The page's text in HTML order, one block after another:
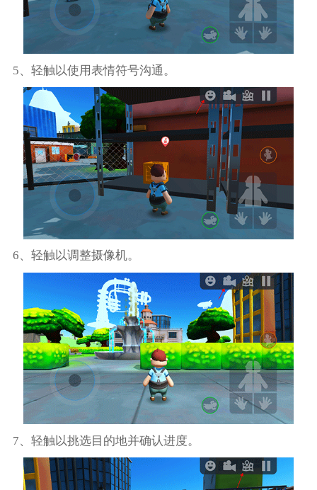
5、轻触以使用表情符号沟通。
6、轻触以调整摄像机。
7、轻触以挑选目的地并确认进度。